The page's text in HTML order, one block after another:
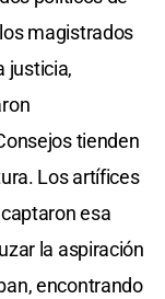
magistrados
justicia,
tienden
Los artífices
esa
la aspiración
encontrando